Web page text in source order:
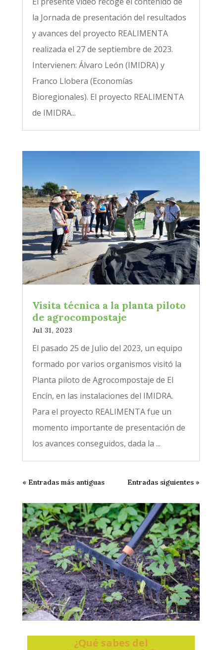
la Jornada de presentación del resultados
y avances del proyecto REALIMENTA
realizada el 27 de septiembre de 2023.
Intervienen: Álvaro León (IMIDRA) y
Franco Llobera (Economías
Bioregionales). El proyecto REALIMENTA
de IMIDRA...
Visita técnica a la planta piloto
de agrocompostaje
Jul 31, 2023
El pasado 25 de Julio del 2023, un equipo
formado por varios organismos visitó la
Planta piloto de Agrocompostaje de El
Encín, en las instalaciones del IMIDRA.
Para el proyecto REALIMENTA fue un
momento importante de presentación de
los avances conseguidos, dada la ...
« Entradas más antiguas Entradas siguientes »
¿Qué sabes del